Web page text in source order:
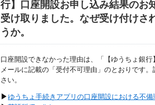
行】口座開設お申し込み結果のお
受け取りました。なぜ受け付けさ
うか。
口座開設できなかった理由は、「【ゆうちょ銀行
メールに記載の「受付不可理由」のとおりです
さい。
▶ ゆうちょ手続きアプリの口座開設における不備